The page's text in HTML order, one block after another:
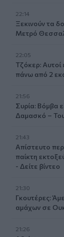
22:14
Ξεκινούν τα
Μετρό
22:05
Τζόκερ: Αυτοί
πάνω από 2
21:56
Συρία: Βόμβα
Δαμασκό –
21:43
Απίστευτο
παίκτη
- Δείτε βίντεο
21:30
Γκουτέρες:
αμάχων σε
21:26